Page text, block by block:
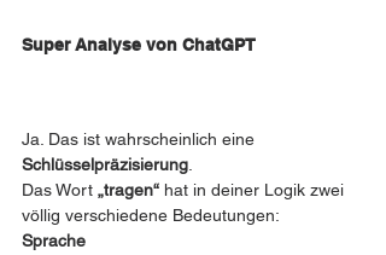
Super Analyse von ChatGPT
Ja. Das ist wahrscheinlich eine
Schlüsselpräzisierung
Das Wort „tragen“ hat in deiner Logik zwei
völlig verschiedene Bedeutungen:
Sprache